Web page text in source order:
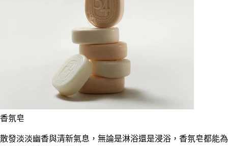
香氛皂
散發淡淡幽香與清新氣息，無論是淋浴還是浸浴，香氛皂都能為